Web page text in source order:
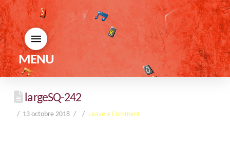
MENU
largeSQ-242
13 octobre 2018 Leave a Comment